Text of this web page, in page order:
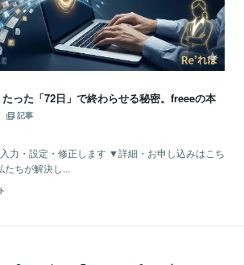
った「72日」で終わらせる秘密。freeeの本
記事
力・設定・修正します ▼詳細・お申し込みはこち
たちが解決し...